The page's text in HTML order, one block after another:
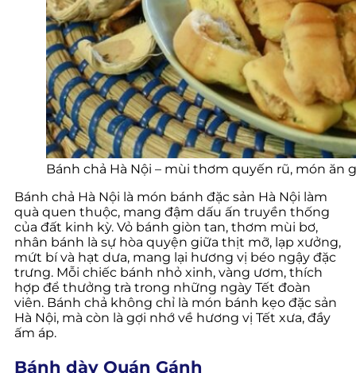
Bánh chả Hà Nội – mùi thơm quyến rũ, món
Bánh chả Hà Nội là món bánh đặc sản Hà Nội làm
quà quen thuộc, mang đậm dấu ấn truyền thống
của đất kinh kỳ. Vỏ bánh giòn tan, thơm mùi bơ,
nhân bánh là sự hòa quyện giữa thịt mỡ, lạp xưởng,
mứt bí và hạt dưa, mang lại hương vị béo ngậy đặc
trưng. Mỗi chiếc bánh nhỏ xinh, vàng ươm, thích
hợp để thưởng trà trong những ngày Tết đoàn
viên. Bánh chả không chỉ là món bánh kẹo đặc sản
Hà Nội, mà còn là gợi nhớ về hương vị Tết xưa, đầy
ấm áp.
Bánh dày Quán Gánh